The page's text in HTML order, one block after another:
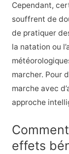
Cependant,
souffrent de
de pratiquer
la natation ou
marcher. Pour
marche avec
approche
effets